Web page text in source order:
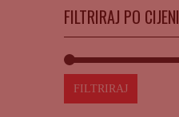
FILTRIRAJ PO CIJENI
FILTRIRAJ